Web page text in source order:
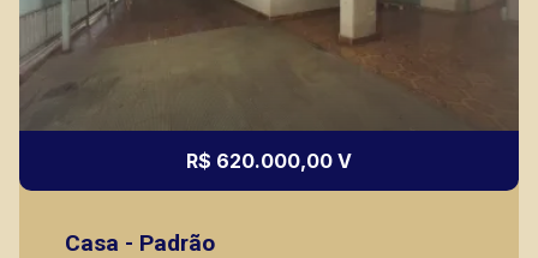
R$ 620.000,00 V
Casa - Padrão